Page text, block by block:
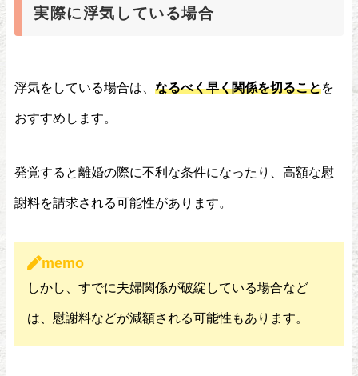
実際に浮気している場合
浮気をしている場合は、 なるべく早く関係を切ることを
おすすめします。
発覚すると離婚の際に不利な条件になったり、高額な慰
謝料を請求される可能性があります。
memo
しかし、すでに夫婦関係が破綻している場合など
は、慰謝料などが減額される可能性もあります。